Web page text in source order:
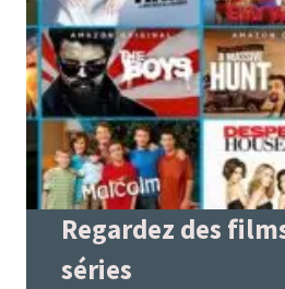
Regardez des
séries